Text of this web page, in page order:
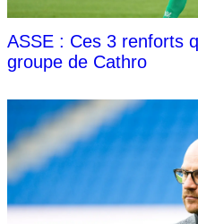
ASSE : Ces 3 renforts
groupe de Cathro